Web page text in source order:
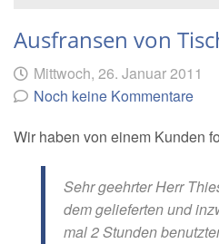
Ausfransen von
Geschrieben
von
am Mittwoch, 26. Januar 2011
Noch keine Kommentare
Wir haben von einem Kunden
Sehr geehrter Herr
dem gelieferten und
mal 2 Stunden